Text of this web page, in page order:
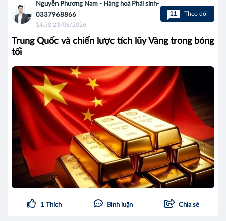
Nguyễn Phương Nam - Hàng hoá Phái sinh-
0337968866
14:30 23/06/2026
11 Theo dõi
Trung Quốc và chiến lược tích lũy Vàng trong bóng
tối
1 Thích Bình luận Chia sẻ